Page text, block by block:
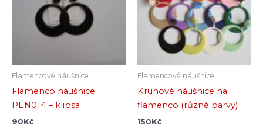
Flamencové náušnice
Flamenco náušnice
PEN014 – klipsa
90Kč
Flamencové náušnice
Kruhové náušnice na
flamenco (různé barvy)
150Kč